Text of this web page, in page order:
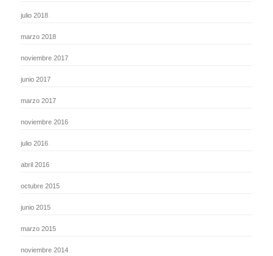
julio 2018
marzo 2018
noviembre 2017
junio 2017
marzo 2017
noviembre 2016
julio 2016
abril 2016
octubre 2015
junio 2015
marzo 2015
noviembre 2014